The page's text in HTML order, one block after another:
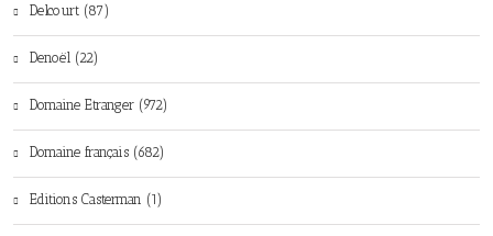
Delcourt (87)
Denoël (22)
Domaine Etranger (972)
Domaine français (682)
Editions Casterman (1)